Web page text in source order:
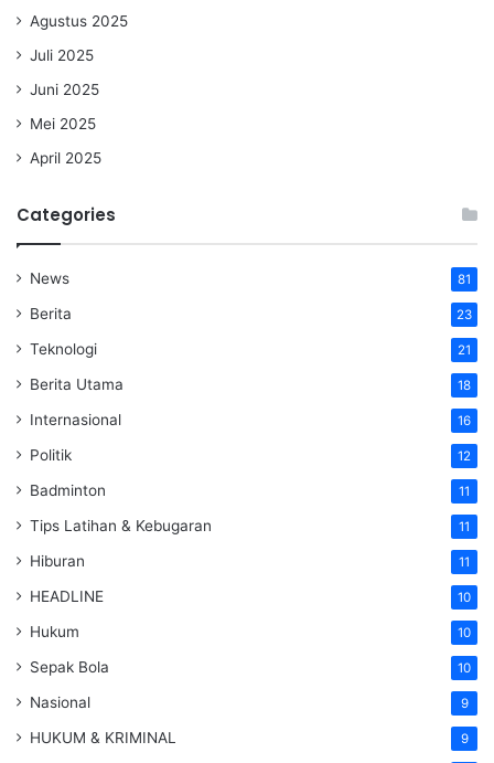
Agustus 2025
Juli 2025
Juni 2025
Mei 2025
April 2025
Categories
News 81
Berita 23
Teknologi 21
Berita Utama 18
Internasional 16
Politik 12
Badminton 11
Tips Latihan & Kebugaran 11
Hiburan 11
HEADLINE 10
Hukum 10
Sepak Bola 10
Nasional 9
HUKUM & KRIMINAL 9